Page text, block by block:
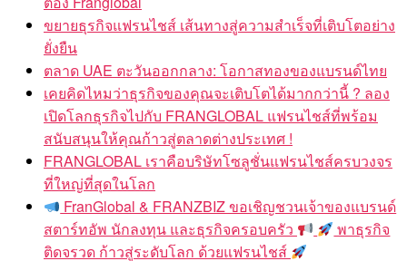
ขยายธุรกิจแฟรนไชส์ เส้นทางสู่ความสำเร็จที่เติบโตอย่าง
ยั่งยืน
ตลาด UAE ตะวันออกกลาง: โอกาสทองของแบรนด์ไทย
เคยคิดไหมว่าธุรกิจของคุณจะเติบโตได้มากกว่านี้ ? ลอง
เปิดโลกธุรกิจไปกับ FRANGLOBAL แฟรนไชส์ที่พร้อม
สนับสนุนให้คุณก้าวสู่ตลาดต่างประเทศ !
FRANGLOBAL เราคือบริษัทโซลูชั่นแฟรนไชส์ครบวงจร
ที่ใหญ่ที่สุดในโลก
FranGlobal & FRANZBIZ ขอเชิญชวนเจ้าของแบรนด์
สตาร์ทอัพ นักลงทุน และธุรกิจครอบครัว
พาธุรกิจ
ติดจรวด ก้าวสู่ระดับโลก ด้วยแฟรนไชส์